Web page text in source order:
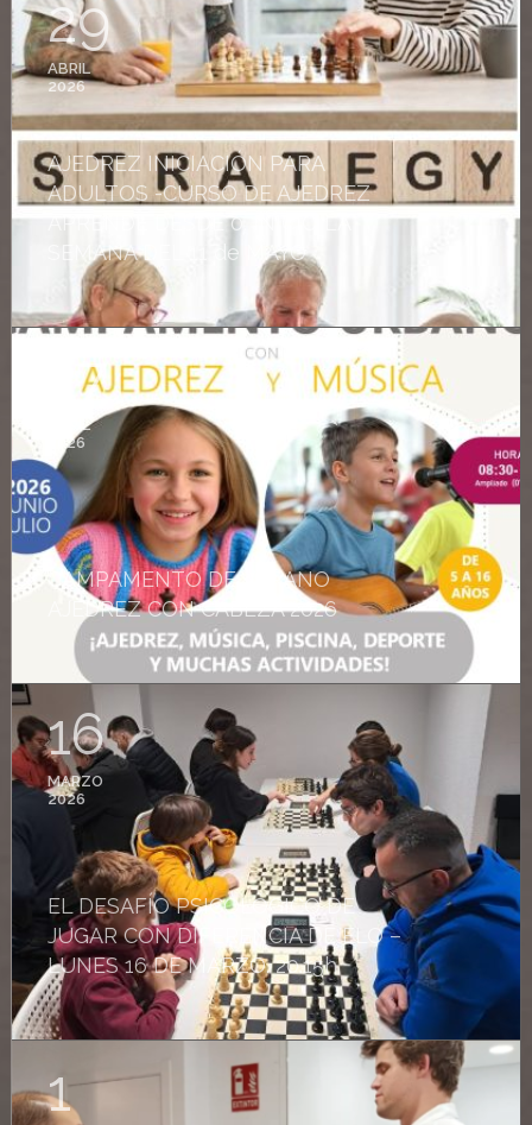
29
ABRIL
2026
AJEDREZ INICIACIÓN PARA
ADULTOS -CURSO DE AJEDREZ
APRENDE DESDE 0. INICIO LA
SEMANA DEL 11 de MAYO
27
ABRIL
2026
CAMPAMENTO DE VERANO
AJEDREZ CON CABEZA 2026
16
MARZO
2026
EL DESAFÍO PSICOLÓGICO DE
JUGAR CON DIFERENCIA DE ELO –
LUNES 16 DE MARZO. 20.15h
1